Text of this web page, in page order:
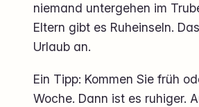
niemand untergehen im
Eltern gibt es Ruheinseln.
Urlaub an.
Ein Tipp: Kommen Sie früh
Woche. Dann ist es ruhiger.